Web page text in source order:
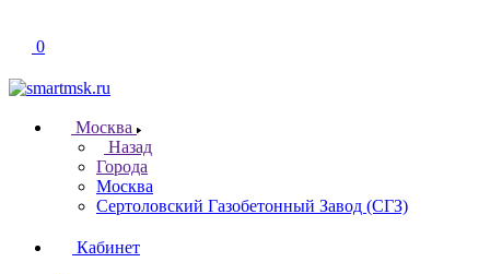
0
Москва
Назад
Города
Москва
Сертоловский Газобетонный Завод (СГЗ)
Кабинет